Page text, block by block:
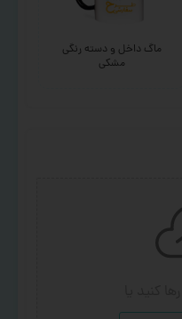
ماگ داخل و دسته رنگی
مشکی